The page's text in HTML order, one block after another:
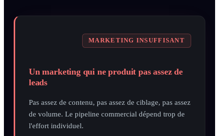
MARKETING INSUFFISANT
Un marketing qui ne produit pas assez de
leads
Pas assez de contenu, pas assez de ciblage, pas assez
de volume. Le pipeline commercial dépend trop de
l'effort individuel.